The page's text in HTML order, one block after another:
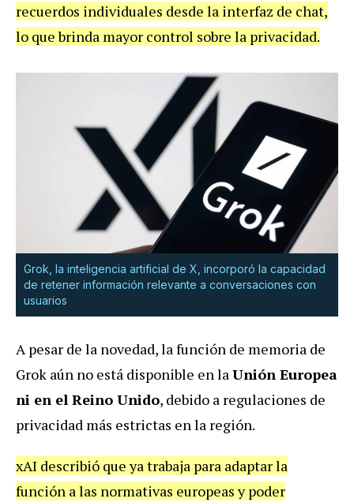
recuerdos individuales desde la interfaz de chat,
lo que brinda mayor control sobre la privacidad.
Grok, la inteligencia artificial de X, incorporó la capacidad
de retener información relevante a conversaciones con
usuarios
A pesar de la novedad, la función de memoria de
Grok aún no está disponible en laUnión Europea
ni en el Reino Unido, debido a regulaciones de
privacidad más estrictas en la región.
xAI describió que ya trabaja para adaptar la
función a las normativas europeas y poder